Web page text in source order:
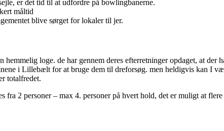
er det tid til at udfordre på bowlingbanerne.
måltid
blive sørget for lokaler til jer.
loge. de har gennem deres efterretninger opdaget, at
i Lillebælt for at bruge dem til dreforsøg. men heldigvis kan I
totalfredet.
fra 2 personer – max 4. personer på hvert hold, det er muligt at